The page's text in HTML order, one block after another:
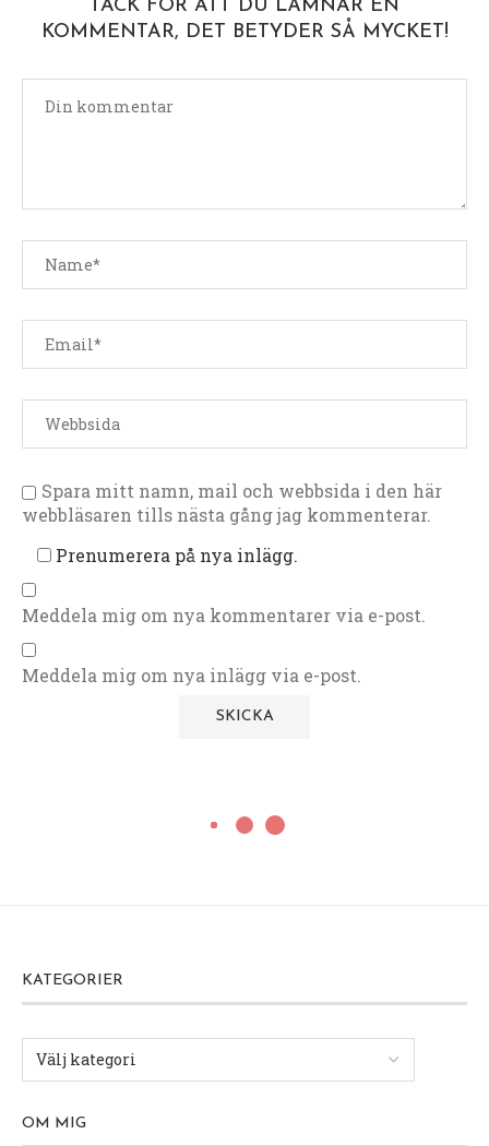
TACK FÖR ATT DU LÄMNAR EN
KOMMENTAR, DET BETYDER SÅ MYCKET!
Spara mitt namn, mail och webbsida i den här
webbläsaren tills nästa gång jag kommenterar.
Prenumerera på nya inlägg.
Meddela mig om nya kommentarer via e-post.
Meddela mig om nya inlägg via e-post.
KATEGORIER
OM MIG